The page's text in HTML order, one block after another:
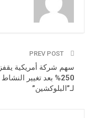
سهم شركة أمريكية يقفز
250% بعد تغيير النشاط
لـ”البلوكشين”